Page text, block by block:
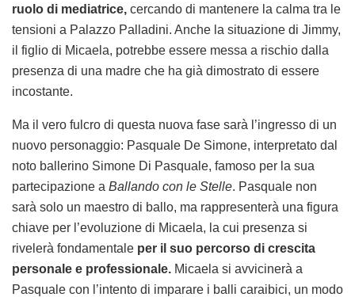
ruolo di mediatrice, cercando di mantenere la calma tra le
tensioni a Palazzo Palladini. Anche la situazione di Jimmy,
il figlio di Micaela, potrebbe essere messa a rischio dalla
presenza di una madre che ha già dimostrato di essere
incostante.
Ma il vero fulcro di questa nuova fase sarà l’ingresso di un
nuovo personaggio: Pasquale De Simone, interpretato dal
noto ballerino Simone Di Pasquale, famoso per la sua
partecipazione a Ballando con le Stelle. Pasquale non
sarà solo un maestro di ballo, ma rappresenterà una figura
chiave per l’evoluzione di Micaela, la cui presenza si
rivelerà fondamentale per il suo percorso di crescita
personale e professionale. Micaela si avvicinerà a
Pasquale con l’intento di imparare i balli caraibici, un modo